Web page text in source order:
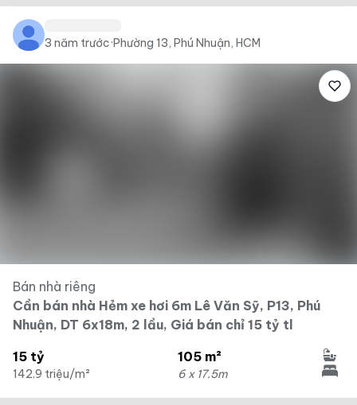
3 năm trước·Phường 13, Phú Nhuận, HCM
Bán nhà riêng
Cần bán nhà Hẻm xe hơi 6m Lê Văn Sỹ, P13, Phú
Nhuận, DT 6x18m, 2 lầu, Giá bán chỉ 15 tỷ tl
15 tỷ
142.9 triệu/m²
105 m²
6 x 17.5m